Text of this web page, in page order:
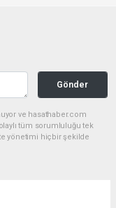
Gönder
ve hasathaber.com
tüm sorumluluğu tek
yönetimi hiçbir şekilde